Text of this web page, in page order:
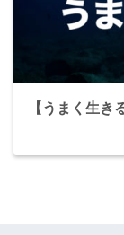
【うまく生